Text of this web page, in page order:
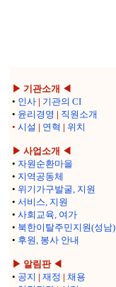
▶ 기관소개 ◀
• 인사 | 기관의 CI
• 윤리경영 | 직원소개
• 시설 | 연혁 | 위치
▶ 사업소개 ◀
• 자원순환마을
• 지역공동체
• 위기가구발굴, 지원
• 서비스, 지원
• 사회교육, 여가
• 북한이탈주민지원(성남)
• 후원, 봉사 안내
▶ 알림판 ◀
• 공지 | 재정 | 채용